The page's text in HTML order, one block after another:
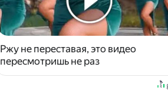
Ржу не переставая, это видео
пересмотришь не раз